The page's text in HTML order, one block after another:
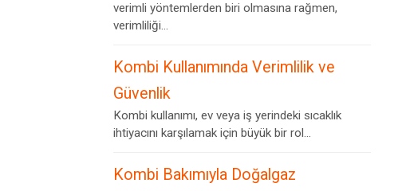
verimli yöntemlerden biri olmasına rağmen,
verimliliği...
Kombi Kullanımında Verimlilik ve
Güvenlik
Kombi kullanımı, ev veya iş yerindeki sıcaklık
ihtiyacını karşılamak için büyük bir rol...
Kombi Bakımıyla Doğalgaz